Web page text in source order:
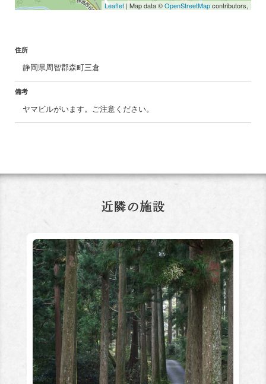
Leaflet| Map data ©OpenStreetMapcontributors,
住所
静岡県周智郡森町三倉
備考
ヤマビルがいます。ご注意ください。